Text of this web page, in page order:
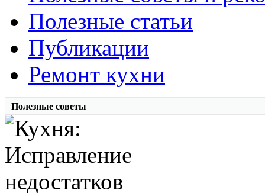
Полезные статьи
Публикации
Ремонт кухни
Полезные советы